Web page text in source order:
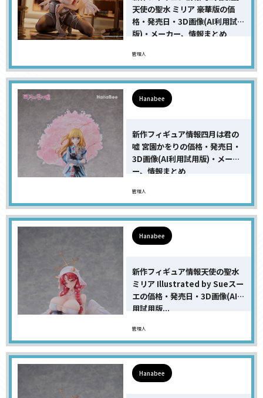
天使の聖水 ミリア 豪華版の価
格・発売日・3D画像(AI利用試用
版)・メーカー、情報まとめ
管理人
Hanabee
新作フィギュア情報四月は君の
嘘 宮園かをりの価格・発売日・
3D画像(AI利用試用版)・メーカ
ー、情報まとめ
管理人
Hanabee
新作フィギュア情報天使の聖水
ミリア Illustrated by Sueスー
エの価格・発売日・3D画像(AI利
用試用版...
管理人
Hanabee